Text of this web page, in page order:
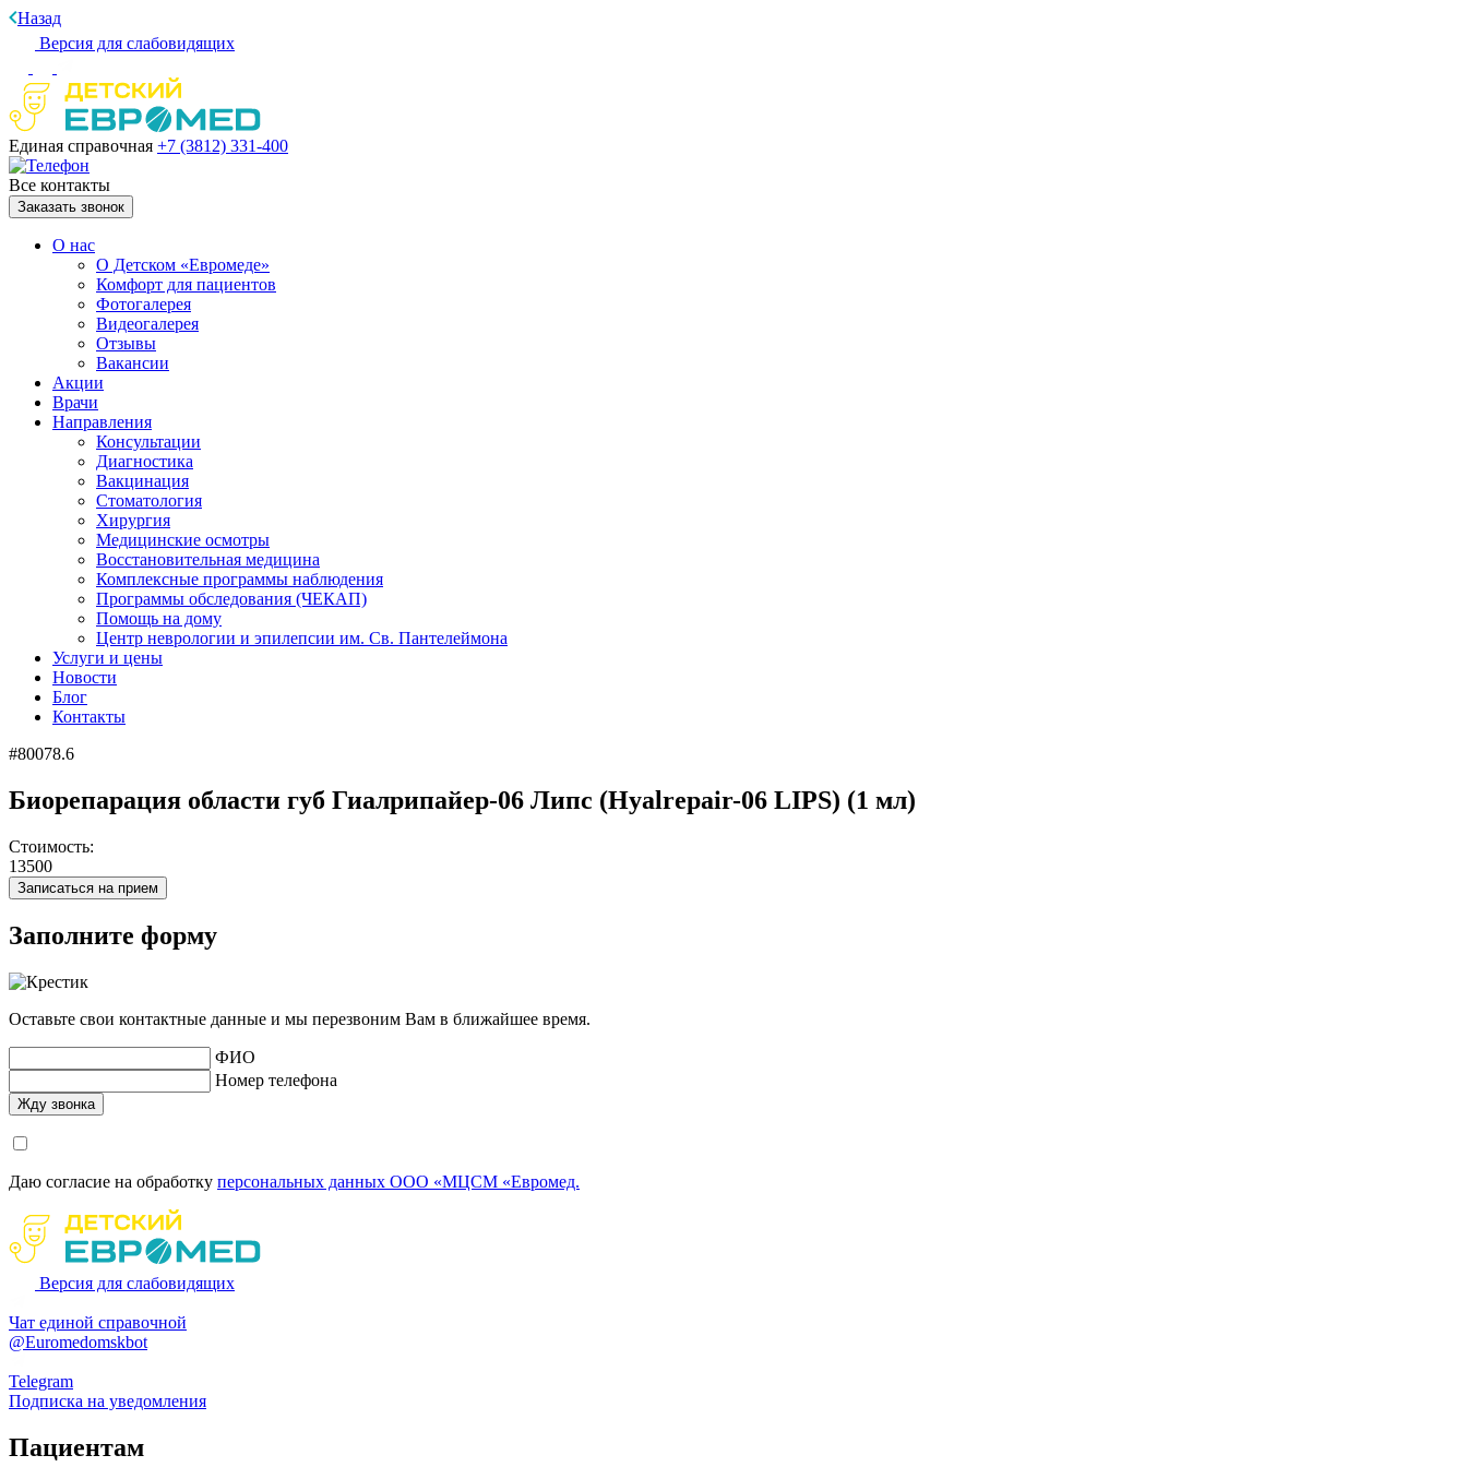
Назад
Версия для слабовидящих
Единая справочная +7 (3812) 331-400
Все контакты
Заказать звонок
О нас
О Детском «Евромеде»
Комфорт для пациентов
Фотогалерея
Видеогалерея
Отзывы
Вакансии
Акции
Врачи
Направления
Консультации
Диагностика
Вакцинация
Стоматология
Хирургия
Медицинские осмотры
Восстановительная медицина
Комплексные программы наблюдения
Программы обследования (ЧЕКАП)
Помощь на дому
Центр неврологии и эпилепсии им. Св. Пантелеймона
Услуги и цены
Новости
Блог
Контакты
#80078.6
Биорепарация области губ Гиалрипайер-06 Липс (Hyalrepair-06 LIPS) (1 мл)
Стоимость:
13500
Записаться на прием
Заполните форму
Оставьте свои контактные данные и мы перезвоним Вам в ближайшее время.
ФИО
Номер телефона
Даю согласие на обработку персональных данных ООО «МЦСМ «Евромед.
Версия для слабовидящих
Чат единой справочной
@Euromedomskbot
Telegram
Подписка на уведомления
Пациентам